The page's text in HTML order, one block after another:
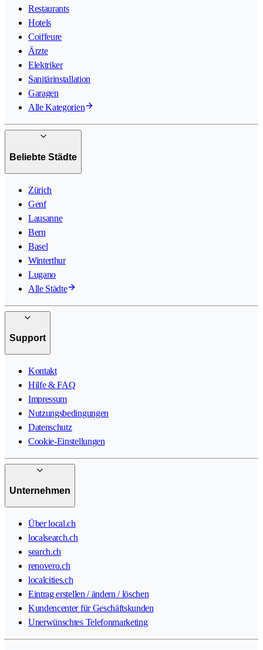
Restaurants
Hotels
Coiffeure
Ärzte
Elektriker
Sanitärinstallation
Garagen
Alle Kategorien
Beliebte Städte
Zürich
Genf
Lausanne
Bern
Basel
Winterthur
Lugano
Alle Städte
Support
Kontakt
Hilfe & FAQ
Impressum
Nutzungsbedingungen
Datenschutz
Cookie-Einstellungen
Unternehmen
Über local.ch
localsearch.ch
search.ch
renovero.ch
localcities.ch
Eintrag erstellen / ändern / löschen
Kundencenter für Geschäftskunden
Unerwünschtes Telefonmarketing